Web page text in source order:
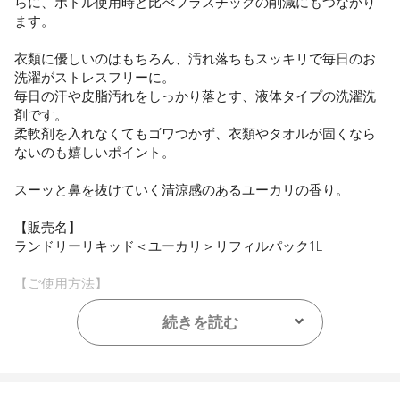
ます。
衣類に優しいのはもちろん、汚れ落ちもスッキリで毎日のお
洗濯がストレスフリーに。
毎日の汗や皮脂汚れをしっかり落とす、液体タイプの洗濯洗
剤です。
柔軟剤を入れなくてもゴワつかず、衣類やタオルが固くなら
ないのも嬉しいポイント。
スーッと鼻を抜けていく清涼感のあるユーカリの香り。
【販売名】
ランドリーリキッド＜ユーカリ＞リフィルパック1L
【ご使用方法】
使用量の目安：水45Lに対し35mL/30Lに対し23mL
【内容量】
続きを読む